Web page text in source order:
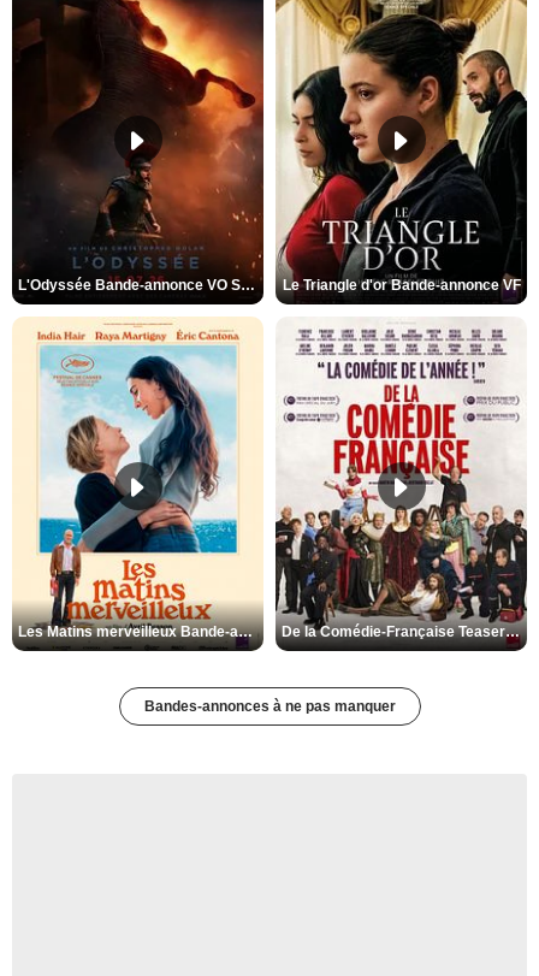
L'Odyssée Bande-annonce VO STFR Le Triangle d'or Bande-annonce VF
Les Matins merveilleux Bande-annonce VF De la Comédie-Française Teaser VF
Bandes-annonces à ne pas manquer